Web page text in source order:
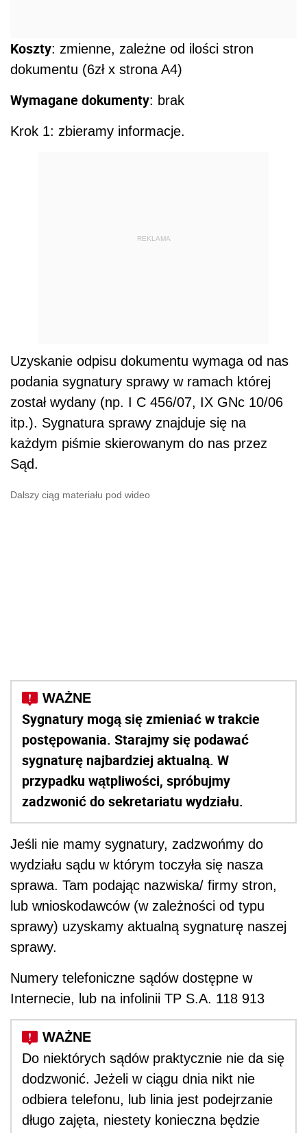
Koszty: zmienne, zależne od ilości stron
dokumentu (6zł x strona A4)
Wymagane dokumenty: brak
Krok 1: zbieramy informacje.
REKLAMA
Uzyskanie odpisu dokumentu wymaga od nas
podania sygnatury sprawy w ramach której
został wydany (np. I C 456/07, IX GNc 10/06
itp.). Sygnatura sprawy znajduje się na
każdym piśmie skierowanym do nas przez
Sąd.
Dalszy ciąg materiału pod wideo
Sygnatury mogą się zmieniać w trakcie
postępowania. Starajmy się podawać
sygnaturę najbardziej aktualną. W
przypadku wątpliwości, spróbujmy
zadzwonić do sekretariatu wydziału.
Jeśli nie mamy sygnatury, zadzwońmy do
wydziału sądu w którym toczyła się nasza
sprawa. Tam podając nazwiska/ firmy stron,
lub wnioskodawców (w zależności od typu
sprawy) uzyskamy aktualną sygnaturę naszej
sprawy.
Numery telefoniczne sądów dostępne w
Internecie, lub na infolinii TP S.A. 118 913
Do niektórych sądów praktycznie nie da się
dodzwonić. Jeżeli w ciągu dnia nikt nie
odbiera telefonu, lub linia jest podejrzanie
długo zajęta, niestety konieczna będzie